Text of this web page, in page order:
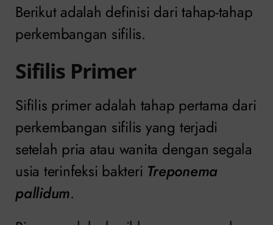
Berikut adalah definisi dari tahap-tahap
perkembangan sifilis.
Sifilis Primer
Sifilis primer adalah tahap pertama dari
perkembangan sifilis yang terjadi
setelah pria atau wanita dengan segala
usia terinfeksi bakteri Treponema
pallidum.